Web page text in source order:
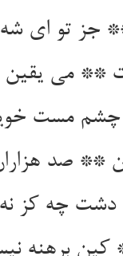
تو ای شه
** می یقین
چشم مست
** صد
دشت چه کز
کین برهنه